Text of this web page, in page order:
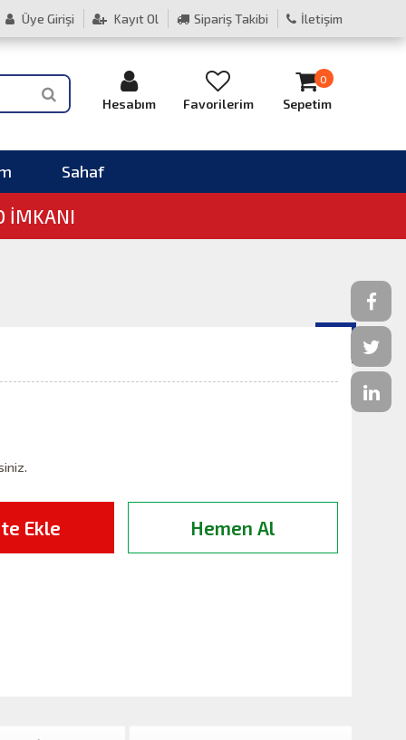
Üye Girişi Kayıt Ol Sipariş Takibi İletişim
Hesabım Favorilerim Sepetim
0
Sahaf
İMKANI
Ekle Hemen Al